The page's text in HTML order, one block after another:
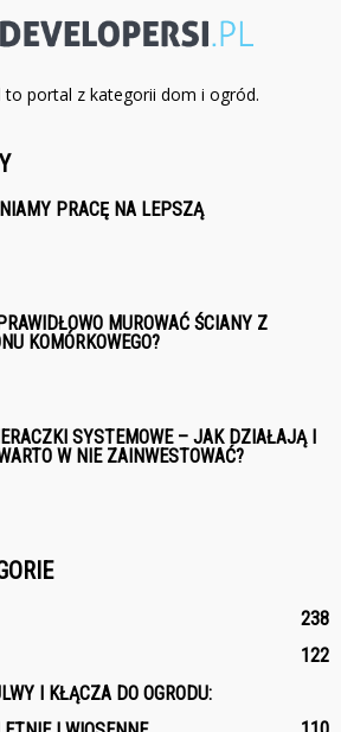
to portal z kategorii dom i ogród.
PRACĘ NA LEPSZĄ
MUROWAĆ ŚCIANY Z
KOMÓRKOWEGO?
SYSTEMOWE – JAK DZIAŁAJĄ I
W NIE ZAINWESTOWAĆ?
238
122
I KŁĄCZA DO OGRODU: